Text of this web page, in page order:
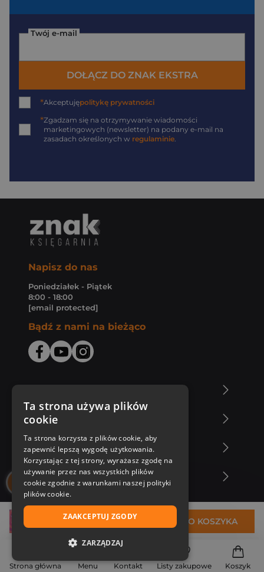
Strona główna Menu Kontakt Listy zakupowe Koszyk
31,75 zł DO KOSZYKA
Twój e-mail
DOŁĄCZ DO ZNAK EKSTRA
*Akceptujępolitykę prywatności
*Zgadzam się na otrzymywanie wiadomości
marketingowych (newsletter) na podany e-mail na
zasadach określonych w regulaminie.
Napisz do nas
Poniedziałek - Piątek
8:00 - 18:00
[email protected]
Bądź z nami na bieżąco
Zakupy u nas
Nasza oferta
Nasi autorzy
Ta strona używa plików
cookie
Ta strona korzysta z plików cookie, aby
zapewnić lepszą wygodę użytkowania.
Korzystając z tej strony, wyrażasz zgodę na
używanie przez nas wszystkich plików
cookie zgodnie z warunkami naszej polityki
plików cookie.
ZAAKCEPTUJ ZGODY
ZARZĄDZAJ
NIEZBĘDNE